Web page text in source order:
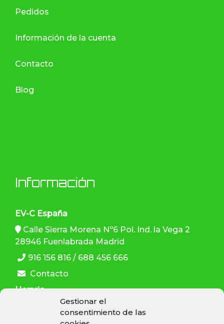
Gestionar el
consentimiento de las
Pedidos
Información de la cuenta
Contacto
Blog
Información
EV-C España
Calle Sierra Morena Nº6 Pol. Ind. la Vega 2
28946 Fuenlabrada Madrid
916 156 816 / 688 456 666
Contacto
Horario
L-V: 9:30–13:30 h , 15:00–19:00 h